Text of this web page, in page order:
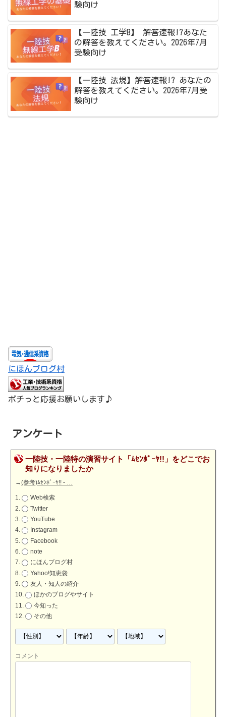
験向け
【一陸技 工学B】 解答速報!?あなた
の解答を教えてください。2026年7月
受験向け
【一陸技 法規】解答速報!? あなたの
解答を教えてください。2026年7月受
験向け
にほんブログ村
ポチっと応援お願いします♪
アンケート
一陸技・一陸特の演習サイト「ﾑｾﾝﾎﾞｰﾔ!!」をどこでお
知りになりましたか
→(参考)ﾑｾﾝﾎﾞｰﾔ!! - …
Web検索
Twitter
YouTube
Instagram
Facebook
note
にほんブログ村
Yahoo!知恵袋
友人・知人の紹介
ほかのブログやサイト
今知った
その他
コメント